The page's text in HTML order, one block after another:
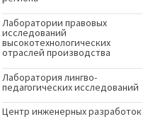
Лаборатории правовых
исследований
высокотехнологических
отраслей производства
Лаборатория лингво-
педагогических исследований
Центр инженерных разработок